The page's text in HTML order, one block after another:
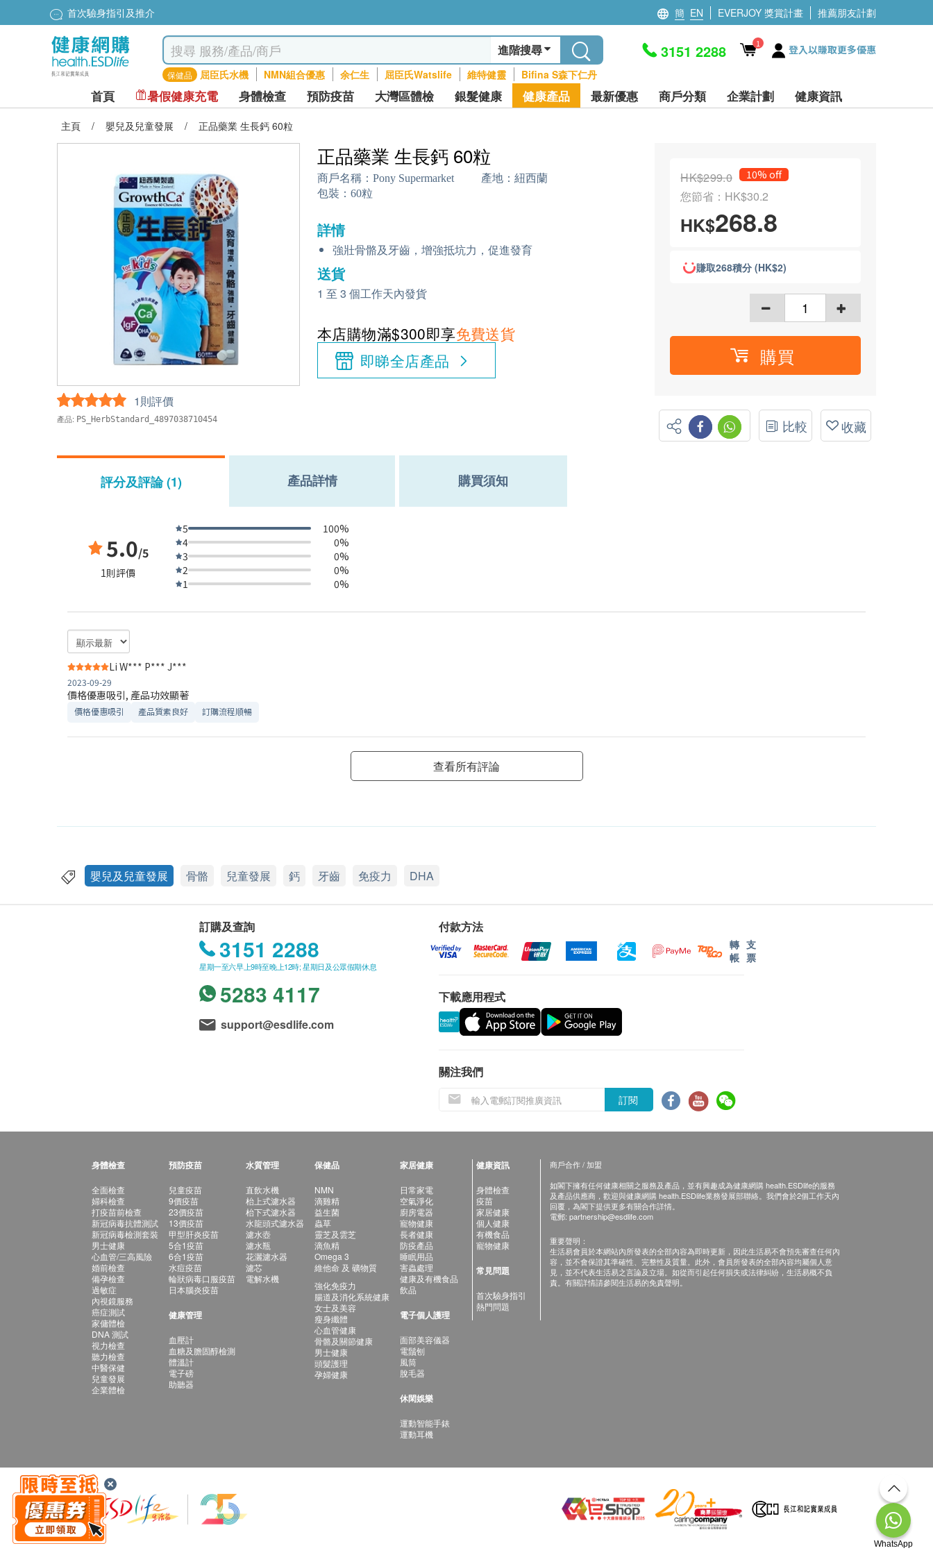
首次驗身指引及推介 簡 EN EVERJOY 獎賞計畫 推薦朋友計劃
進階搜尋
保健品 屈臣氏水機 NMN組合優惠 余仁生 屈臣氏Watslife 維特健靈 Bifina S森下仁丹
3151 2288 1 登入以賺取更多優惠
首頁 暑假健康充電 身體檢查 預防疫苗 大灣區體檢 銀髮健康 健康產品 最新優惠 商戶分類 企業計劃 健康資訊
主頁 / 嬰兒及兒童發展 / 正品藥業 生長鈣 60粒
1則評價
產品: PS_HerbStandard_4897038710454
正品藥業 生長鈣 60粒
商戶名稱： Pony Supermarket 產地： 紐西蘭
包裝： 60粒
詳情
強壯骨骼及牙齒，增強抵坑力，促進發育
送貨
1 至 3 個工作天內發貨
本店購物滿$300即享免費送貨
即睇全店產品
HK$299.0 10% off
您節省：HK$30.2
HK$268.8
賺取268積分 (HK$2)
購買
比較 收藏
評分及評論 (1) 產品詳情 購買須知
5.0/5
1則評價
5
100%
4
0%
3
0%
2
0%
1
0%
Li W*** P*** J***
2023-09-29
價格優惠吸引, 產品功效顯著
價格優惠吸引 產品質素良好 訂購流程順暢
查看所有評論
嬰兒及兒童發展 骨骼 兒童發展 鈣 牙齒 免疫力 DHA
訂購及查詢
3151 2288
星期一至六早上9時至晚上12時; 星期日及公眾假期休息
5283 4117
support@esdlife.com
付款方法
轉
帳
支
票
下載應用程式
關注我們
訂閱
身體檢查
全面檢查
婦科檢查
打疫苗前檢查
新冠病毒抗體測試
新冠病毒檢測套裝
男士健康
心血管/三高風險
婚前檢查
備孕檢查
過敏症
內視鏡服務
癌症測試
家傭體檢
DNA 測試
視力檢查
聽力檢查
中醫保健
兒童發展
企業體檢
預防疫苗
兒童疫苗
9價疫苗
23價疫苗
13價疫苗
甲型肝炎疫苗
5合1疫苗
6合1疫苗
水痘疫苗
輪狀病毒口服疫苗
日本腦炎疫苗
健康管理
血壓計
血糖及膽固醇檢測
體溫計
電子磅
助聽器
水質管理
直飲水機
枱上式濾水器
枱下式濾水器
水龍頭式濾水器
濾水壺
濾水瓶
花灑濾水器
濾芯
電解水機
保健品
NMN
滴雞精
益生菌
蟲草
靈芝及雲芝
滴魚精
Omega 3
維他命 及 礦物質
強化免疫力
腸道及消化系統健康
女士及美容
瘦身纖體
心血管健康
骨骼及關節健康
男士健康
頭髮護理
孕婦健康
家居健康
日常家電
空氣淨化
廚房電器
寵物健康
長者健康
防疫產品
睡眠用品
害蟲處理
健康及有機食品
飲品
電子個人護理
面部美容儀器
電鬚刨
風筒
脫毛器
休閑娛樂
運動智能手錶
運動耳機
健康資訊
身體檢查
疫苗
家居健康
個人健康
有機食品
寵物健康
常見問題
首次驗身指引
熱門問題
商戶合作 / 加盟
如閣下擁有任何健康相關之服務及產品，並有興趣成為健康網購 health.ESDlife的服務
及產品供應商，歡迎與健康網購 health.ESDlife業務發展部聯絡。我們會於2個工作天內
回覆，為閣下提供更多有關合作詳情。
電郵: partnership@esdlife.com
重要聲明：
生活易會員於本網站內所發表的全部內容為即時更新，因此生活易不會預先審查任何內
容，並不會保證其準確性、完整性及質量。此外，會員所發表的全部內容均屬個人意
見，並不代表生活易之言論及立場。如從而引起任何損失或法律糾紛，生活易概不負
責。有關詳情請參閱生活易的免責聲明。
WhatsApp